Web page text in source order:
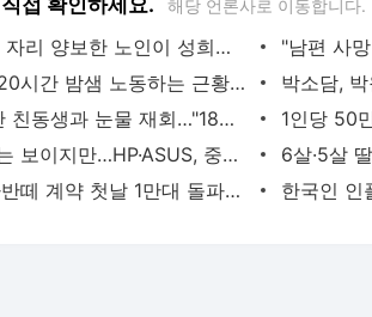
접 확인하세요. 해당 언론사로 이동합니다.
이국주, 버스서 자리 양보한 노인이 성희롱…"미친 듯이 뛰었다" - 머니투데이
'패떴' 이천희, 20시간 밤샘 노동하는 근황…"먹고 살려면" 한숨 - 머니투데이
이건주, 입양 간 친동생과 눈물 재회…"18년 전 오해로 멀어져" - 머니투데이
삼전닉스 눈치는 보이지만…HP·ASUS, 중국 CXMT 반도체 택했다 - 머니투데이
현대차 신형 아반떼 계약 첫날 1만대 돌파…역대급 흥행돌풍 - 머니투데이